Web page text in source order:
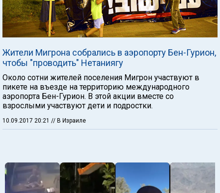
Жители Мигрона собрались в аэропорту Бен-Гурион,
чтобы "проводить" Нетаниягу
Около сотни жителей поселения Мигрон участвуют в
пикете на въезде на территорию международного
аэропорта Бен-Гурион. В этой акции вместе со
взрослыми участвуют дети и подростки.
10.09.2017 20:21 // В Израиле